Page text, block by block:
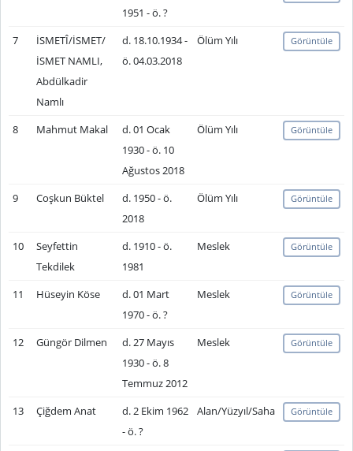
1951 - ö. ?
7
İSMETÎ/İSMET/
İSMET NAMLI,
Abdülkadir
Namlı
d. 18.10.1934 -
ö. 04.03.2018
Ölüm Yılı Görüntüle
8 Mahmut Makal
d. 01 Ocak
1930 - ö. 10
Ağustos 2018
Ölüm Yılı Görüntüle
9 Coşkun Büktel
d. 1950 - ö.
2018
Ölüm Yılı Görüntüle
10
Seyfettin
Tekdilek
d. 1910 - ö.
1981
Meslek Görüntüle
11 Hüseyin Köse
d. 01 Mart
1970 - ö. ?
Meslek Görüntüle
12 Güngör Dilmen
d. 27 Mayıs
1930 - ö. 8
Temmuz 2012
Meslek Görüntüle
13 Çiğdem Anat
d. 2 Ekim 1962
- ö. ?
Alan/Yüzyıl/Saha Görüntüle